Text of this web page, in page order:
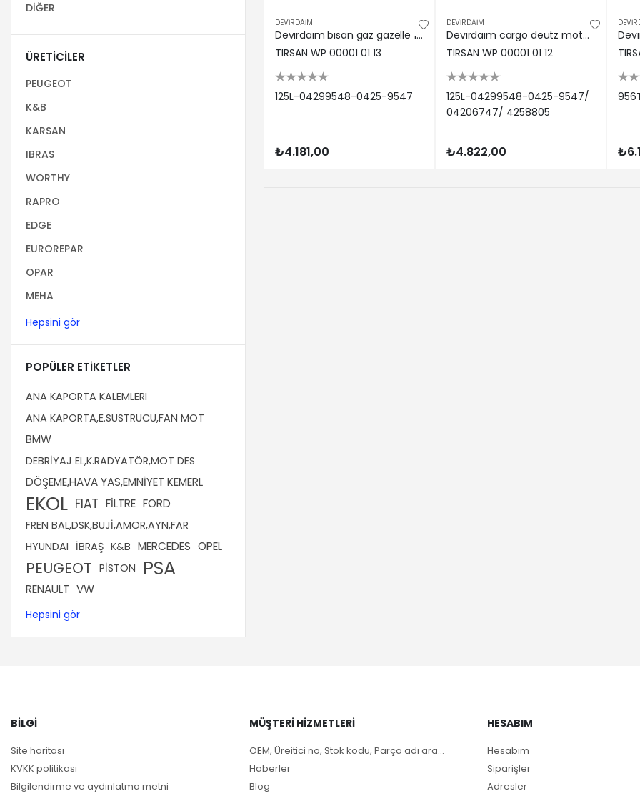
DİĞER
ÜRETICILER
PEUGEOT
K&B
KARSAN
IBRAS
WORTHY
RAPRO
EDGE
EUROREPAR
OPAR
MEHA
Hepsini gör
POPÜLER ETIKETLER
ANA KAPORTA KALEMLERI
ANA KAPORTA,E.SUSTRUCU,FAN MOT
BMW
DEBRİYAJ EL,K.RADYATÖR,MOT DES
DÖŞEME,HAVA YAS,EMNİYET KEMERL
EKOL FIAT FİLTRE FORD
FREN BAL,DSK,BUJİ,AMOR,AYN,FAR
HYUNDAI İBRAŞ K&B MERCEDES OPEL
PEUGEOT PİSTON PSA
RENAULT VW
Hepsini gör
DEVİRDAİM
Devırdaım bısan gaz gazelle 125L-04299548-0425-9547
TIRSAN WP 00001 01 13
125L-04299548-0425-9547
₺4.181,00
DEVİRDAİM
Devırdaım cargo deutz motor otokar sultan 125L-04299548-0425-9547/ 04206747/ 4258805
TIRSAN WP 00001 01 12
125L-04299548-0425-9547/
04206747/ 4258805
₺4.822,00
BILGI
Site haritası
KVKK politikası
Bilgilendirme ve aydınlatma metni
MÜŞTERI HIZMETLERI
OEM, Üreitici no, Stok kodu, Parça adı ara...
Haberler
Blog
HESABIM
Hesabım
Siparişler
Adresler